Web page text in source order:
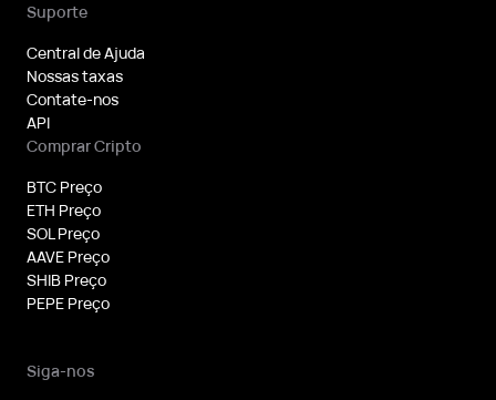
Suporte
Central de Ajuda
Nossas taxas
Contate-nos
API
Comprar Cripto
BTC Preço
ETH Preço
SOL Preço
AAVE Preço
SHIB Preço
PEPE Preço
Siga-nos